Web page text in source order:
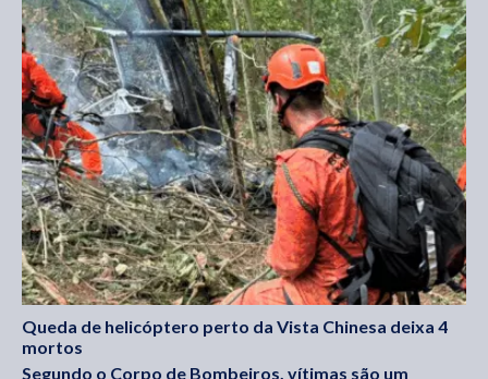
Queda de helicóptero perto da Vista Chinesa deixa 4
mortos
Segundo o Corpo de Bombeiros, vítimas são um